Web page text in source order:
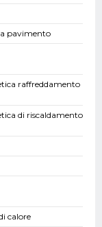
pavimento
raffreddamento
di riscaldamento
calore